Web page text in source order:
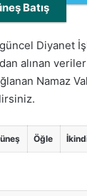
Batış
Diyanet
alınan
Namaz
Öğle